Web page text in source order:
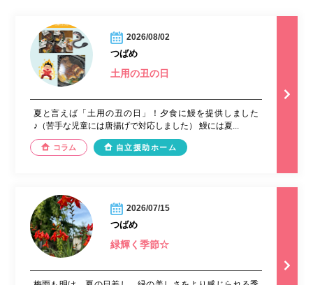
2026/08/02
つばめ
土用の丑の日
夏と言えば「土用の丑の日」！夕食に鰻を提供しました
♪（苦手な児童には唐揚げで対応しました） 鰻には夏...
コラム 自立援助ホーム
2026/07/15
つばめ
緑輝く季節☆